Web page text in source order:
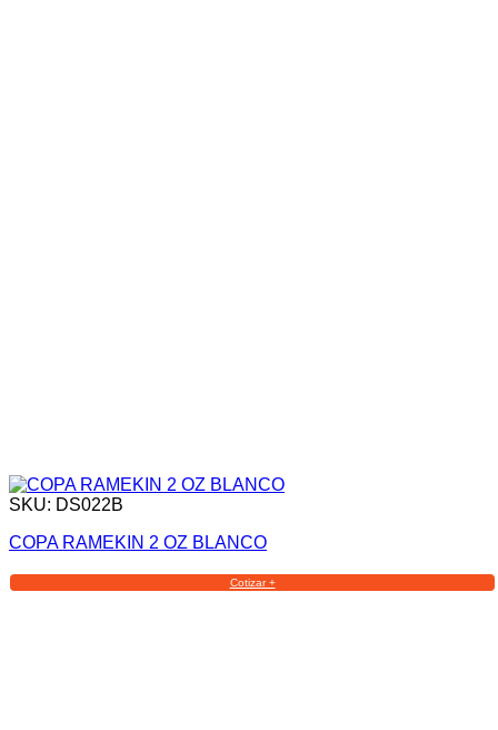
SKU: DS022B
COPA RAMEKIN 2 OZ BLANCO
Cotizar +